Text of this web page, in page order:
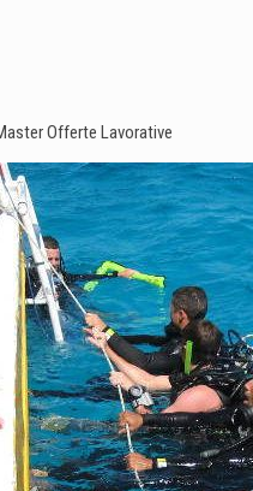
Offerte Lavorative